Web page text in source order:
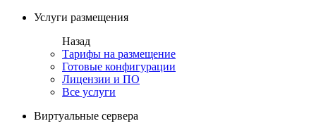
Услуги размещения
Назад
Тарифы на размещение
Готовые конфигурации
Лицензии и ПО
Все услуги
Виртуальные сервера